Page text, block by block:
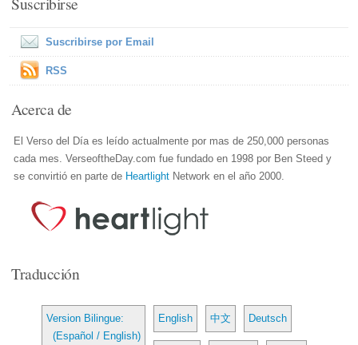
Suscribirse por Email
RSS
Acerca de
El Verso del Día es leído actualmente por mas de 250,000 personas
cada mes. VerseoftheDay.com fue fundado en 1998 por Ben Steed y
se convirtió en parte de Heartlight Network en el año 2000.
Traducción
Version Bilingue:
(Español / English)
English 中文 Deutsch